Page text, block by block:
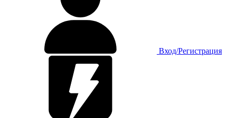
Вход/Регистрация